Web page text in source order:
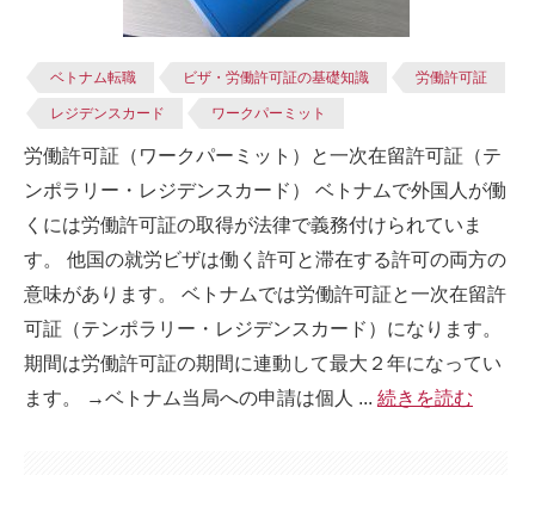
ベトナム転職 ビザ・労働許可証の基礎知識 労働許可証
レジデンスカード ワークパーミット
労働許可証（ワークパーミット）と一次在留許可証（テ
ンポラリー・レジデンスカード） ベトナムで外国人が働
くには労働許可証の取得が法律で義務付けられていま
す。 他国の就労ビザは働く許可と滞在する許可の両方の
意味があります。 ベトナムでは労働許可証と一次在留許
可証（テンポラリー・レジデンスカード）になります。
期間は労働許可証の期間に連動して最大２年になってい
ます。 →ベトナム当局への申請は個人 ... 続きを読む